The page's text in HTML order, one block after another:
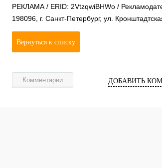
РЕКЛАМА / ERID: 2VtzqwiBHWo /
198096, г. Санкт-Петербург, ул.
Вернуться к списку
Комментарии ДОБАВИТЬ